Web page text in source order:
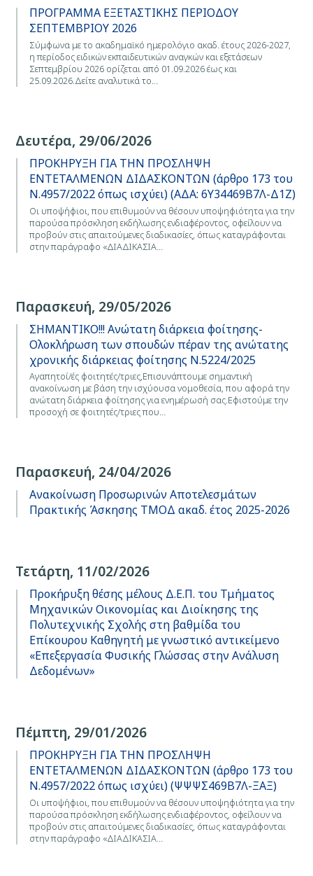
ΠΡΟΓΡΑΜΜΑ ΕΞΕΤΑΣΤΙΚΗΣ ΠΕΡΙΟΔΟΥ
ΣΕΠΤΕΜΒΡΙΟΥ 2026
Σύμφωνα με το ακαδημαϊκό ημερολόγιο ακαδ. έτους 2026-2027,
η περίοδος ειδικών εκπαιδευτικών αναγκών και εξετάσεων
Σεπτεμβρίου 2026 ορίζεται από 01.09.2026 έως και
25.09.2026.Δείτε αναλυτικά το…
Δευτέρα, 29/06/2026
ΠΡΟΚΗΡΥΞΗ ΓΙΑ ΤΗΝ ΠΡΟΣΛΗΨΗ
ΕΝΤΕΤΑΛΜΕΝΩΝ ΔΙΔΑΣΚΟΝΤΩΝ (άρθρο 173 του
Ν.4957/2022 όπως ισχύει) (ΑΔΑ: 6Υ34469Β7Λ-Δ1Ζ)
Οι υποψήφιοι, που επιθυμούν να θέσουν υποψηφιότητα για την
παρούσα πρόσκληση εκδήλωσης ενδιαφέροντος, οφείλουν να
προβούν στις απαιτούμενες διαδικασίες, όπως καταγράφονται
στην παράγραφο «ΔΙΑΔΙΚΑΣΙΑ…
Παρασκευή, 29/05/2026
ΣΗΜΑΝΤΙΚΟ!!! Ανώτατη διάρκεια φοίτησης-
Ολοκλήρωση των σπουδών πέραν της ανώτατης
χρονικής διάρκειας φοίτησης Ν.5224/2025
Αγαπητοί/ές φοιτητές/τριες,Επισυνάπτουμε σημαντική
ανακοίνωση με βάση την ισχύουσα νομοθεσία, που αφορά την
ανώτατη διάρκεια φοίτησης για ενημέρωσή σας.Εφιστούμε την
προσοχή σε φοιτητές/τριες που…
Παρασκευή, 24/04/2026
Ανακοίνωση Προσωρινών Αποτελεσμάτων
Πρακτικής Άσκησης ΤΜΟΔ ακαδ. έτος 2025-2026
Τετάρτη, 11/02/2026
Προκήρυξη θέσης μέλους Δ.Ε.Π. του Τμήματος
Μηχανικών Οικονομίας και Διοίκησης της
Πολυτεχνικής Σχολής στη βαθμίδα του
Επίκουρου Καθηγητή με γνωστικό αντικείμενο
«Επεξεργασία Φυσικής Γλώσσας στην Ανάλυση
Δεδομένων»
Πέμπτη, 29/01/2026
ΠΡΟΚΗΡΥΞΗ ΓΙΑ ΤΗΝ ΠΡΟΣΛΗΨΗ
ΕΝΤΕΤΑΛΜΕΝΩΝ ΔΙΔΑΣΚΟΝΤΩΝ (άρθρο 173 του
Ν.4957/2022 όπως ισχύει) (ΨΨΨΣ469Β7Λ-ΞΑΞ)
Οι υποψήφιοι, που επιθυμούν να θέσουν υποψηφιότητα για την
παρούσα πρόσκληση εκδήλωσης ενδιαφέροντος, οφείλουν να
προβούν στις απαιτούμενες διαδικασίες, όπως καταγράφονται
στην παράγραφο «ΔΙΑΔΙΚΑΣΙΑ…